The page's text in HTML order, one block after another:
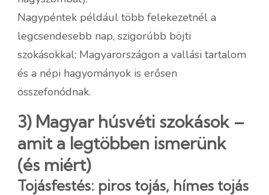
Nagypéntek például több felekezetnél a
legcsendesebb nap, szigorúbb böjti
szokásokkal; Magyarországon a vallási tartalom
és a népi hagyományok is erősen
összefonódnak.
3) Magyar húsvéti szokások –
amit a legtöbben ismerünk
(és miért)
Tojásfestés: piros tojás, hímes tojás